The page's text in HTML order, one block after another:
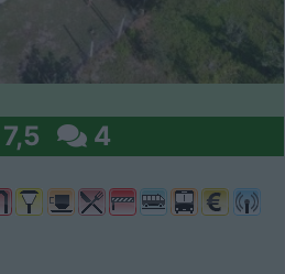
7,5 4